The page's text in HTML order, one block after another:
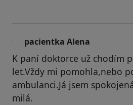
pacientka Alena
K paní doktorce už chodím
let.Vždy mi pomohla,nebo
ambulanci.Já jsem
milá.